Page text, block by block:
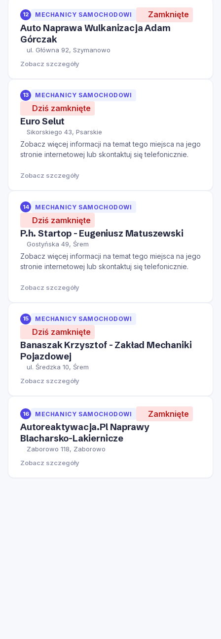
12 MECHANICY SAMOCHODOWI Zamknięte
Auto Naprawa Wulkanizacja Adam
Górczak
ul. Główna 92, Szymanowo
Zobacz szczegóły
13 MECHANICY SAMOCHODOWI
Dziś zamknięte
Euro Selut
Sikorskiego 43, Psarskie
Zobacz więcej informacji na temat tego miejsca na jego
stronie internetowej lub skontaktuj się telefonicznie.
Zobacz szczegóły
14 MECHANICY SAMOCHODOWI
Dziś zamknięte
P.h. Startop - Eugeniusz Matuszewski
Gostyńska 49, Śrem
Zobacz więcej informacji na temat tego miejsca na jego
stronie internetowej lub skontaktuj się telefonicznie.
Zobacz szczegóły
15 MECHANICY SAMOCHODOWI
Dziś zamknięte
Banaszak Krzysztof - Zakład Mechaniki
Pojazdowej
ul. Średzka 10, Śrem
Zobacz szczegóły
16 MECHANICY SAMOCHODOWI Zamknięte
Autoreaktywacja.Pl Naprawy
Blacharsko-Lakiernicze
Zaborowo 118, Zaborowo
Zobacz szczegóły